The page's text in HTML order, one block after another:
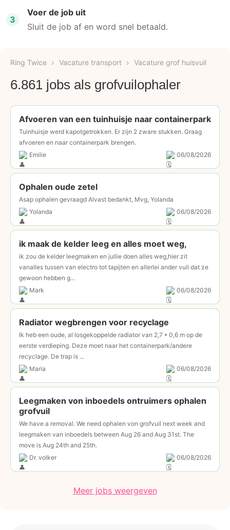
3
Voer de job uit
Sluit de job af en word snel betaald.
Ring Twice Vacature transport Vacature grof huisvuil
6.861 jobs als grofvuilophaler
Afvoeren van een tuinhuisje naar containerpark
Tuinhuisje werd kapotgetrokken. Er zijn 2 zware stukken. Graag
afvoeren en naar containerpark brengen.
Emilie
06/08/2026
Ophalen oude zetel
Asap ophalen gevraagd Alvast bedankt, Mvg, Yolanda
Yolanda
06/08/2026
ik maak de kelder leeg en alles moet weg,
ik zou de kelder leegmaken en jullie doen alles weg,hier zit
vanalles tussen van electro tot tapijten en allerlei ander vuil dat ze
gewoon hebben g...
Mark
06/08/2026
Radiator wegbrengen voor recyclage
Ik heb een oude, al losgekoppelde radiator van 2,7 * 0,6 m op de
eerste verdieping. Deze moet naar het containerpark/andere
recyclage. De trap is ...
Maria
06/08/2026
Leegmaken von inboedels ontruimers ophalen
grofvuil
We have a removal. We need ophalen von grofvuil next week and
leegmaken van inboedels between Aug 26 and Aug 31st. The
move is Aug 24th and 25th.
Dr. volker
06/08/2026
Meer jobs weergeven